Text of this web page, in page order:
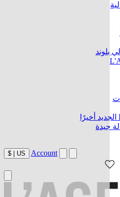
بلوند
جيدة
US
$ Account